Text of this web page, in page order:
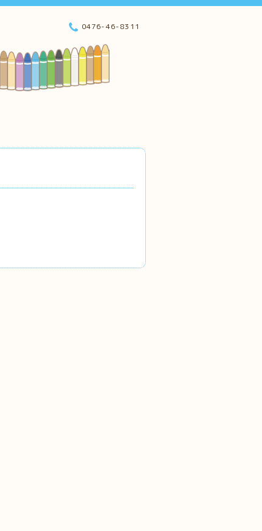
0476-46-8311